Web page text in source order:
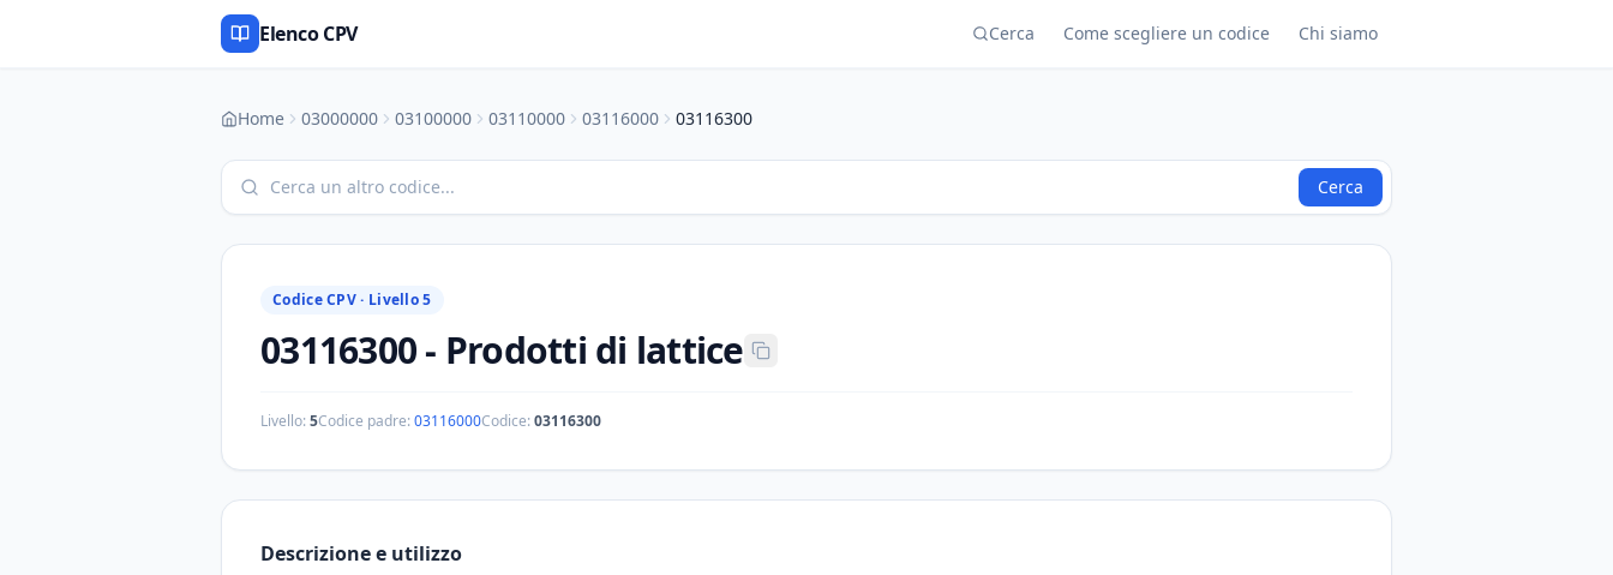
Elenco CPV Cerca Come scegliere un codice Chi siamo
Home 03000000 03100000 03110000 03116000 03116300
Cerca
Codice CPV · Livello 5
03116300- Prodotti di lattice
Livello:5Codice padre:03116000Codice:03116300
Descrizione e utilizzo